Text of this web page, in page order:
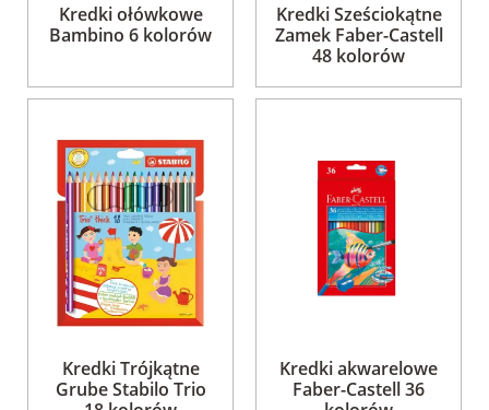
Kredki ołówkowe
Bambino 6 kolorów
Kredki Sześciokątne
Zamek Faber-Castell
48 kolorów
Kredki Trójkątne
Grube Stabilo Trio
Kredki akwarelowe
Faber-Castell 36